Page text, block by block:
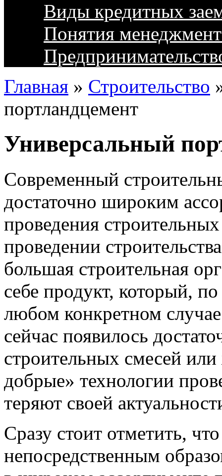
Виды кредитных
Понятия
Главная » Строительство
портландцемент
Универсальный
Современный
достаточно широким
проведения
проведении
большая строительная
себе продукт, который,
любом конкретном
сейчас появилось
строительных смесей
добрые» технологии
теряют своей
Сразу стоит отметить,
непосредственным